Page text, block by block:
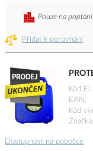
Přidat k porovnání
Pouze na poptání
Kód
EAN
Kód
Značka
Dostupnost na pobočce